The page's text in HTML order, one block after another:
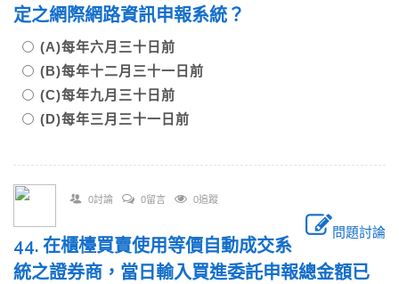
定之網際網路資訊申報系統？
(A)每年六月三十日前
(B)每年十二月三十一日前
(C)每年九月三十日前
(D)每年三月三十一日前
0討論 0留言 0追蹤
問題討論
44. 在櫃檯買賣使用等價自動成交系
統之證券商，當日輸入買進委託申報總金額已